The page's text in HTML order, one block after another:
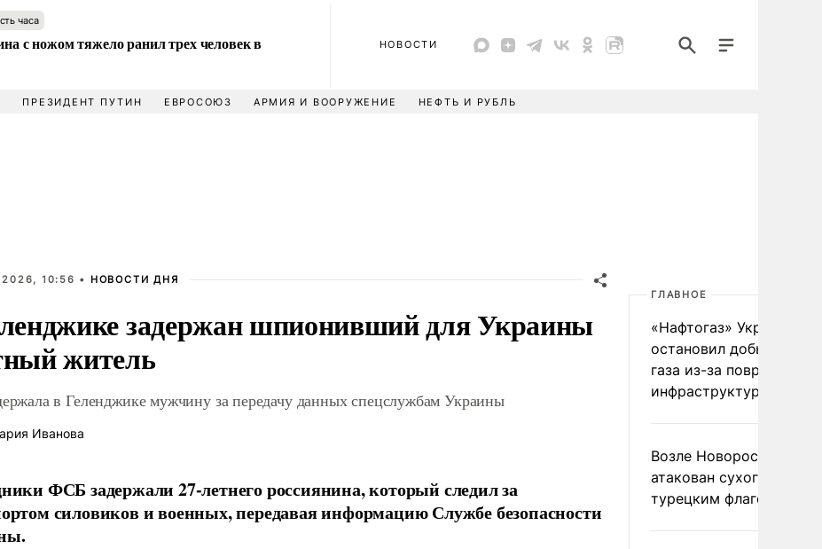
часа
с ножом тяжело ранил трех человек в
НОВОСТИ
ПРЕЗИДЕНТ ПУТИН ЕВРОСОЮЗ АРМИЯ И ВООРУЖЕНИЕ НЕФТЬ И РУБЛЬ
10:56 • НОВОСТИ ДНЯ
задержан шпионивший для Украины
житель
в Геленджике мужчину за передачу данных спецслужбам Украины
Иванова
ФСБ задержали 27-летнего россиянина, который следил за
силовиков и военных, передавая информацию Службе безопасности
ГЛАВНОЕ
«Нафтогаз» Украины
остановил добычу
газа из-за повреждения
инфраструктуры
Возле Новороссийска
атакован сухогруз под
турецким флагом